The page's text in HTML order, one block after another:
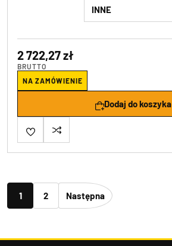
INNE
2 722,27 zł
BRUTTO
NA ZAMÓWIENIE
Dodaj do koszyka
1 2 Następna